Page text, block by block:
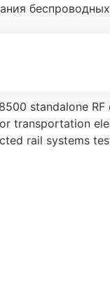
беспроводных